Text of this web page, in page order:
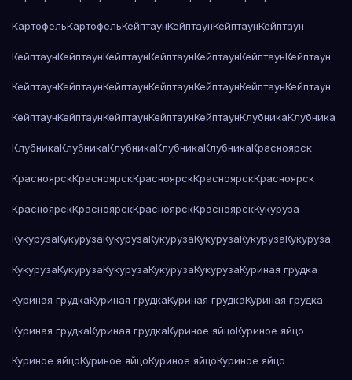
КартофельКартофельКейптаунКейптаунКейптаунКейптаун
КейптаунКейптаунКейптаунКейптаунКейптаунКейптаунКейптаун
КейптаунКейптаунКейптаунКейптаунКейптаунКейптаунКейптаун
КейптаунКейптаунКейптаунКейптаунКейптаунКлубникаКлубника
КлубникаКлубникаКлубникаКлубникаКлубникаКрасноярск
КрасноярскКрасноярскКрасноярскКрасноярскКрасноярск
КрасноярскКрасноярскКрасноярскКрасноярскКукуруза
КукурузаКукурузаКукурузаКукурузаКукурузаКукурузаКукуруза
КукурузаКукурузаКукурузаКукурузаКукурузаКуриная грудка
Куриная грудкаКуриная грудкаКуриная грудкаКуриная грудка
Куриная грудкаКуриная грудкаКуриное яйцоКуриное яйцо
Куриное яйцоКуриное яйцоКуриное яйцоКуриное яйцо